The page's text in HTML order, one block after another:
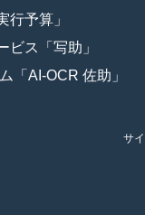
行予算」
ビス「写助」
「AI-OCR 佐助」
サ